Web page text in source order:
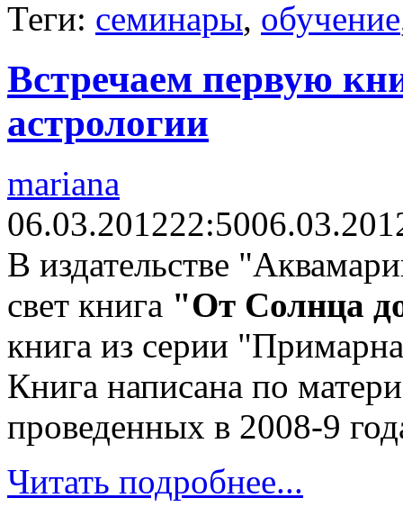
Теги: семинары, обучение
Встречаем первую
астрологии
mariana
06.03.201222:50
В издательстве
свет книга "От Солнца
книга из серии
Книга написана по
проведенных в 2008-9
Читать подробнее...